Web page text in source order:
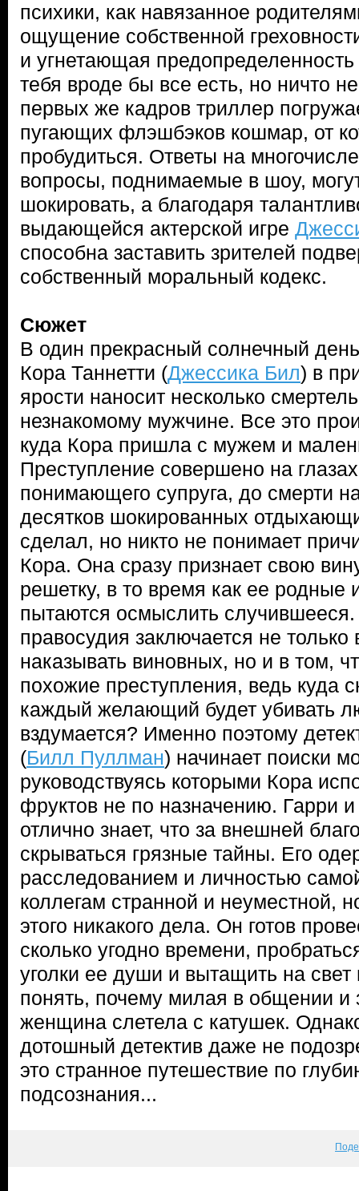
психики, как навязанное
ощущение собственной
и угнетающая предопределенность
тебя вроде бы все есть, но ничто
первых же кадров триллер
пугающих флэшбэков кошмар, от
пробудиться. Ответы на
вопросы, поднимаемые в шоу,
шокировать, а благодаря
выдающейся актерской игре
способна заставить зрителей
собственный моральный кодекс.
Сюжет
В один прекрасный солнечный
Кора Таннетти (Джессика Бил) в
ярости наносит несколько
незнакомому мужчине. Все это
куда Кора пришла с мужем и
Преступление совершено на
понимающего супруга, до смерти
десятков шокированных
сделал, но никто не понимает
Кора. Она сразу признает свою
решетку, в то время как ее родные
пытаются осмыслить
правосудия заключается не только
наказывать виновных, но и в том,
похожие преступления, ведь куда
каждый желающий будет убивать
вздумается? Именно поэтому
(Билл Пуллман) начинает поиски
руководствуясь которыми Кора
фруктов не по назначению. Гарри
отлично знает, что за внешней
скрываться грязные тайны. Его
расследованием и личностью
коллегам странной и неуместной,
этого никакого дела. Он готов
сколько угодно времени,
уголки ее души и вытащить на
понять, почему милая в общении и
женщина слетела с катушек.
дотошный детектив даже не
это странное путешествие по
подсознания...